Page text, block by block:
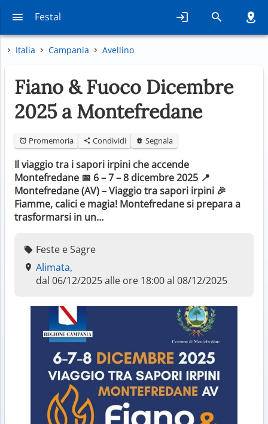
Festal
Italia Campania Avellino
Fiano & Fuoco Dicembre
2025 a Montefredane
Promemoria Condividi Segnala
Il viaggio tra i sapori irpini che accende
Montefredane 📅 6 – 7 – 8 dicembre 2025 📍
Montefredane (AV) – Viaggio tra sapori irpini 🎉
Fiamme, calici e magia! Montefredane si prepara a
trasformarsi in un…
Feste e Sagre
Alimata,
dal 06/12/2025 alle ore 18:00 al 08/12/2025